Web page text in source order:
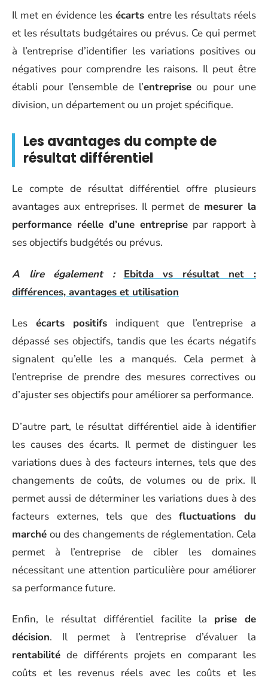
Il met en évidence les écarts entre les résultats réels
et les résultats budgétaires ou prévus. Ce qui permet
à l’entreprise d’identifier les variations positives ou
négatives pour comprendre les raisons. Il peut être
établi pour l’ensemble de l’entreprise ou pour une
division, un département ou un projet spécifique.
Les avantages du compte de
résultat différentiel
Le compte de résultat différentiel offre plusieurs
avantages aux entreprises. Il permet de mesurer la
performance réelle d’une entreprise par rapport à
ses objectifs budgétés ou prévus.
A lire également :
Ebitda vs résultat net :
différences, avantages et utilisation
Les écarts positifs indiquent que l’entreprise a
dépassé ses objectifs, tandis que les écarts négatifs
signalent qu’elle les a manqués. Cela permet à
l’entreprise de prendre des mesures correctives ou
d’ajuster ses objectifs pour améliorer sa performance.
D’autre part, le résultat différentiel aide à identifier
les causes des écarts. Il permet de distinguer les
variations dues à des facteurs internes, tels que des
changements de coûts, de volumes ou de prix. Il
permet aussi de déterminer les variations dues à des
facteurs externes, tels que desfluctuations du
marché ou des changements de réglementation. Cela
permet à l’entreprise de cibler les domaines
nécessitant une attention particulière pour améliorer
sa performance future.
Enfin, le résultat différentiel facilite la prise de
décision. Il permet à l’entreprise d’évaluer la
rentabilité de différents projets en comparant les
coûts et les revenus réels avec les coûts et les